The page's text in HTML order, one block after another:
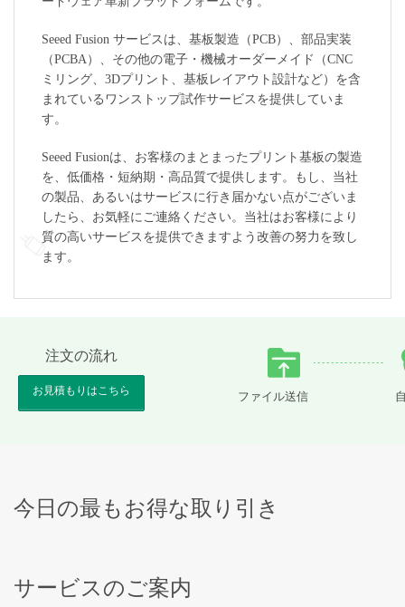
Seeed Fusion サービスは、基板製造（PCB）、部品実装
（PCBA）、その他の電子・機械オーダーメイド（CNC
ミリング、3Dプリント、基板レイアウト設計など）を含
まれているワンストップ試作サービスを提供していま
す。
Seeed Fusionは、お客様のまとまったプリント基板の製造
を、低価格・短納期・高品質で提供します。もし、当社
の製品、あるいはサービスに行き届かない点がございま
したら、お気軽にご連絡ください。当社はお客様により
質の高いサービスを提供できますよう改善の努力を致し
ます。
注文の流れ
お見積もりはこちら ファイル送信
今日の最もお得な取り引き
サービスのご案内